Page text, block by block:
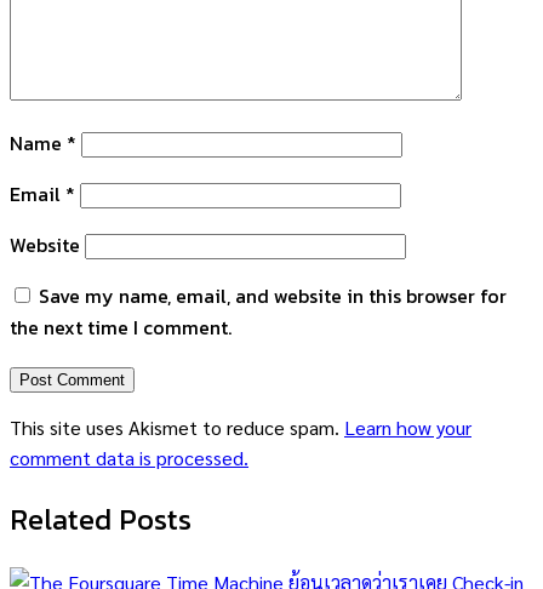
Name *
Email *
Website
Save my name, email, and website in this browser for
the next time I comment.
This site uses Akismet to reduce spam. Learn how your
comment data is processed.
Related Posts